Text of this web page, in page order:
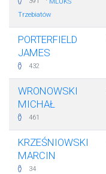
MLUKS
Trzebiatów
PORTERFIELD
JAMES
432
WRONOWSKI
MICHAŁ
461
KRZEŚNIOWSKI
MARCIN
34